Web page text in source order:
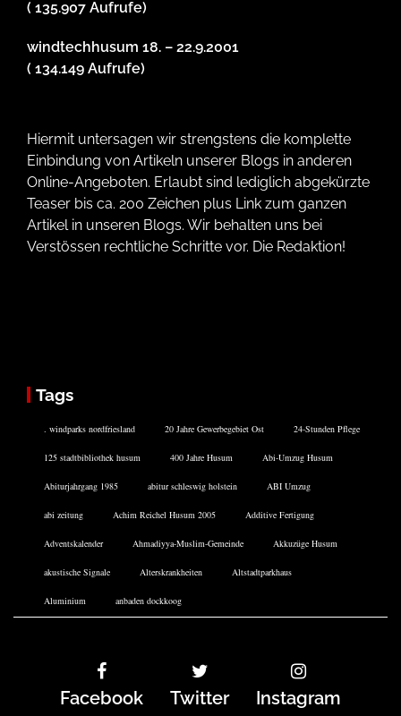
( 135.907 Aufrufe)
windtechhusum 18. – 22.9.2001
( 134.149 Aufrufe)
Hiermit untersagen wir strengstens die komplette
Einbindung von Artikeln unserer Blogs in anderen
Online-Angeboten. Erlaubt sind lediglich abgekürzte
Teaser bis ca. 200 Zeichen plus Link zum ganzen
Artikel in unseren Blogs. Wir behalten uns bei
Verstössen rechtliche Schritte vor. Die Redaktion!
Tags
. windparks nordfriesland 20 Jahre Gewerbegebiet Ost 24-Stunden Pflege
125 stadtbibliothek husum 400 Jahre Husum Abi-Umzug Husum
Abiturjahrgang 1985 abitur schleswig holstein ABI Umzug
abi zeitung Achim Reichel Husum 2005 Additive Fertigung
Adventskalender Ahmadiyya-Muslim-Gemeinde Akkuzüge Husum
akustische Signale Alterskrankheiten Altstadtparkhaus
Aluminium anbaden dockkoog
Facebook Twitter Instagram